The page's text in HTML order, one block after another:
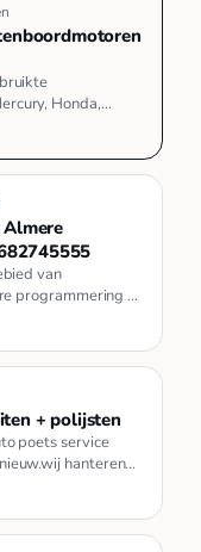
Honda,
van
programmering en
+ polijsten
poets service
hanteren